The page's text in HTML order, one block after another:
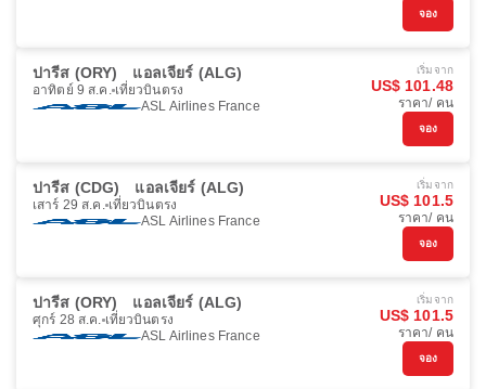
จอง
ปารีส (ORY) แอลเจียร์ (ALG)
อาทิตย์ 9 ส.ค. เที่ยวบินตรง
ASL Airlines France
เริ่มจาก
US$ 101.48
ราคา/ คน
จอง
ปารีส (CDG) แอลเจียร์ (ALG)
เสาร์ 29 ส.ค. เที่ยวบินตรง
ASL Airlines France
เริ่มจาก
US$ 101.5
ราคา/ คน
จอง
ปารีส (ORY) แอลเจียร์ (ALG)
ศุกร์ 28 ส.ค. เที่ยวบินตรง
ASL Airlines France
เริ่มจาก
US$ 101.5
ราคา/ คน
จอง